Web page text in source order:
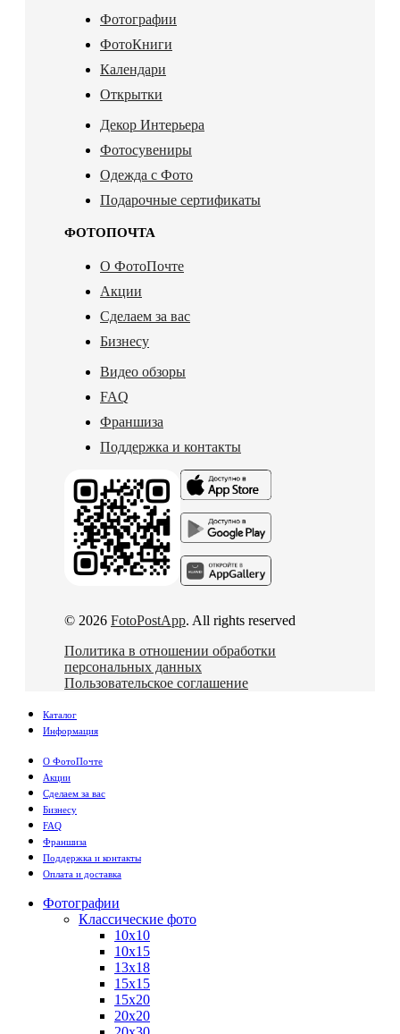
Фотографии
ФотоКниги
Календари
Открытки
Декор Интерьера
Фотосувениры
Одежда с Фото
Подарочные сертификаты
ФОТОПОЧТА
О ФотоПочте
Акции
Сделаем за вас
Бизнесу
Видео обзоры
FAQ
Франшиза
Поддержка и контакты
© 2026 FotoPostApp. All rights reserved
Политика в отношении обработки
персональных данных
Пользовательское соглашение
Каталог
Информация
О ФотоПочте
Акции
Сделаем за вас
Бизнесу
FAQ
Франшиза
Поддержка и контакты
Оплата и доставка
Фотографии
Классические фото
10х10
10х15
13х18
15х15
15х20
20х20